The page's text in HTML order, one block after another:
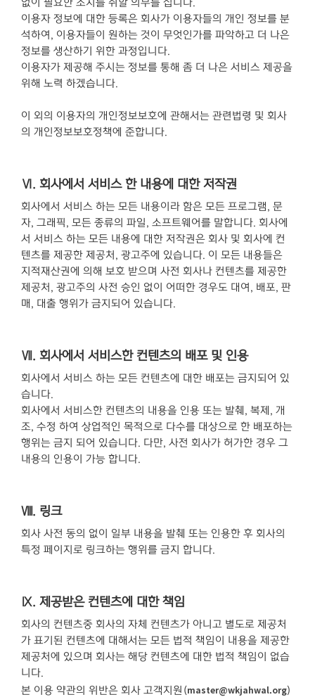
없이 필요한 조치를 취할 의무를 집니다.
이용자 정보에 대한 등록은 회사가 이용자들의 개인 정보를 분
석하여, 이용자들이 원하는 것이 무엇인가를 파악하고 더 나은
정보를 생산하기 위한 과정입니다.
이용자가 제공해 주시는 정보를 통해 좀 더 나은 서비스 제공을
위해 노력 하겠습니다.
이 외의 이용자의 개인정보보호에 관해서는 관련법령 및 회사
의 개인정보보호정책에 준합니다.
Ⅵ. 회사에서 서비스 한 내용에 대한 저작권
회사에서 서비스 하는 모든 내용이라 함은 모든 프로그램, 문
자, 그래픽, 모든 종류의 파일, 소프트웨어를 말합니다. 회사에
서 서비스 하는 모든 내용에 대한 저작권은 회사 및 회사에 컨
텐츠를 제공한 제공처, 광고주에 있습니다. 이 모든 내용들은
지적재산권에 의해 보호 받으며 사전 회사나 컨텐츠를 제공한
제공처, 광고주의 사전 승인 없이 어떠한 경우도 대여, 배포, 판
매, 대출 행위가 금지되어 있습니다.
Ⅶ. 회사에서 서비스한 컨텐츠의 배포 및 인용
회사에서 서비스 하는 모든 컨텐츠에 대한 배포는 금지되어 있
습니다.
회사에서 서비스한 컨텐츠의 내용을 인용 또는 발췌, 복제, 개
조, 수정 하여 상업적인 목적으로 다수를 대상으로 한 배포하는
행위는 금지 되어 있습니다. 다만, 사전 회사가 허가한 경우 그
내용의 인용이 가능 합니다.
Ⅷ. 링크
회사 사전 동의 없이 일부 내용을 발췌 또는 인용한 후 회사의
특정 페이지로 링크하는 행위를 금지 합니다.
Ⅸ. 제공받은 컨텐츠에 대한 책임
회사의 컨텐츠중 회사의 자체 컨텐츠가 아니고 별도로 제공처
가 표기된 컨텐츠에 대해서는 모든 법적 책임이 내용을 제공한
제공처에 있으며 회사는 해당 컨텐츠에 대한 법적 책임이 없습
니다.
본 이용 약관의 위반은 회사 고객지원(master@wkjahwal.org)